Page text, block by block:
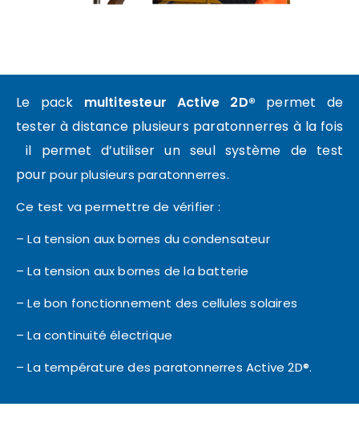
Le pack multitesteur Active 2D® permet de
tester à distance plusieurs paratonnerres à la fois
il permet d’utiliser un seul système de test
pourpour plusieurs paratonnerres.
Ce test va permettre de vérifier :
– La tension aux bornes du condensateur
– La tension aux bornes de la batterie
– Le bon fonctionnement des cellules solaires
– La continuité électrique
– La température des paratonnerres Active 2D®.